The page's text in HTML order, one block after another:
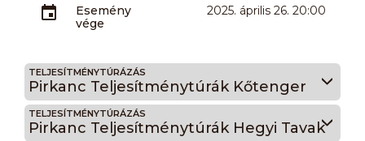
Esemény
vége
2025. április 26. 20:00
TELJESÍTMÉNYTÚRÁZÁS
Pirkanc Teljesítménytúrák Kőtenger
TELJESÍTMÉNYTÚRÁZÁS
Pirkanc Teljesítménytúrák Hegyi Tavak